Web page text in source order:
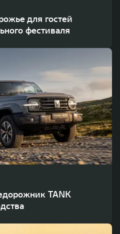
для гостей
фестиваля
TANK